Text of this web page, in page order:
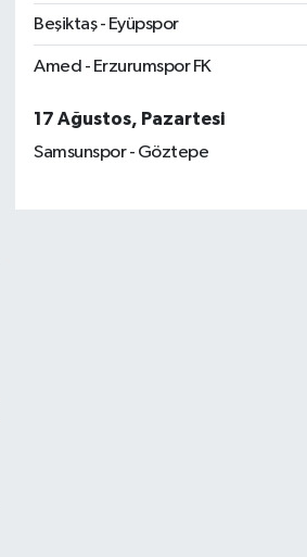
Beşiktaş - Eyüpspor
Amed - Erzurumspor FK
17 Ağustos, Pazartesi
Samsunspor - Göztepe